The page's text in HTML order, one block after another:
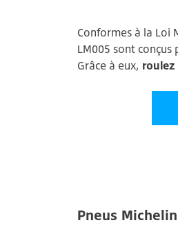
Conformes à la Loi
LM005 sont conçus
Grâce à eux,
Pneus